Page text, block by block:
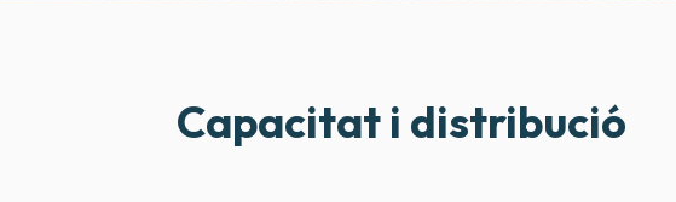
Capacitat i distribució